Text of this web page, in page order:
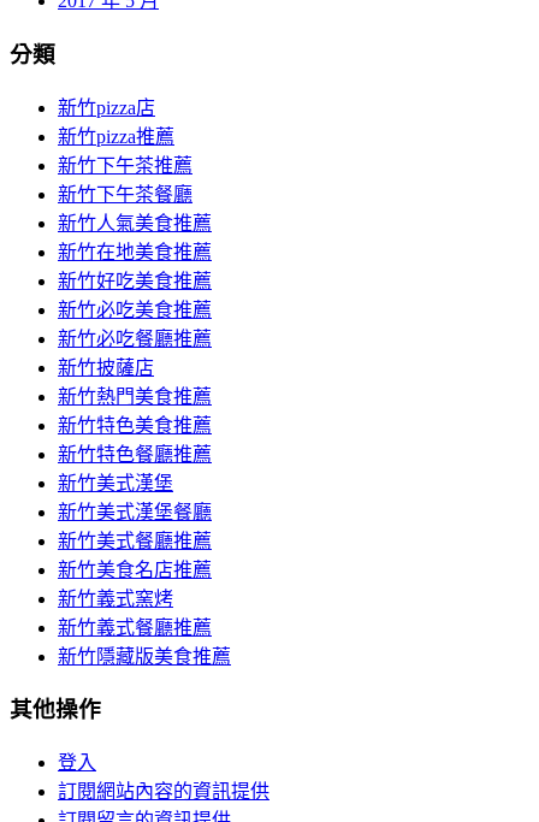
分類
新竹pizza店
新竹pizza推薦
新竹下午茶推薦
新竹下午茶餐廳
新竹人氣美食推薦
新竹在地美食推薦
新竹好吃美食推薦
新竹必吃美食推薦
新竹必吃餐廳推薦
新竹披薩店
新竹熱門美食推薦
新竹特色美食推薦
新竹特色餐廳推薦
新竹美式漢堡
新竹美式漢堡餐廳
新竹美式餐廳推薦
新竹美食名店推薦
新竹義式窯烤
新竹義式餐廳推薦
新竹隱藏版美食推薦
其他操作
登入
訂閱網站內容的資訊提供